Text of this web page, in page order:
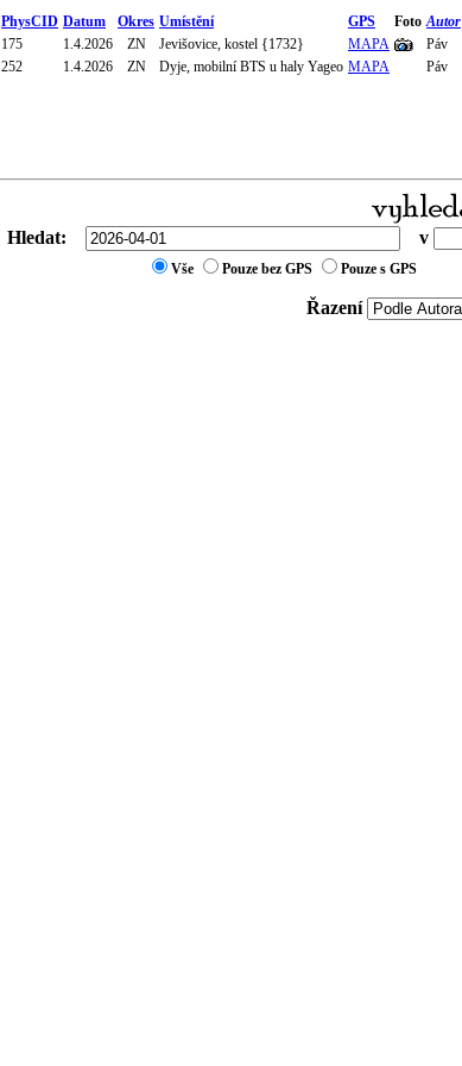
PhysCID Datum Okres Umístění GPS Foto Autor
175 1.4.2026 ZN Jevišovice, kostel {1732} MAPA
Páv
252 1.4.2026 ZN Dyje, mobilní BTS u haly Yageo MAPA Páv
Hledat: v
Vše Pouze bez GPS Pouze s GPS
Řazení